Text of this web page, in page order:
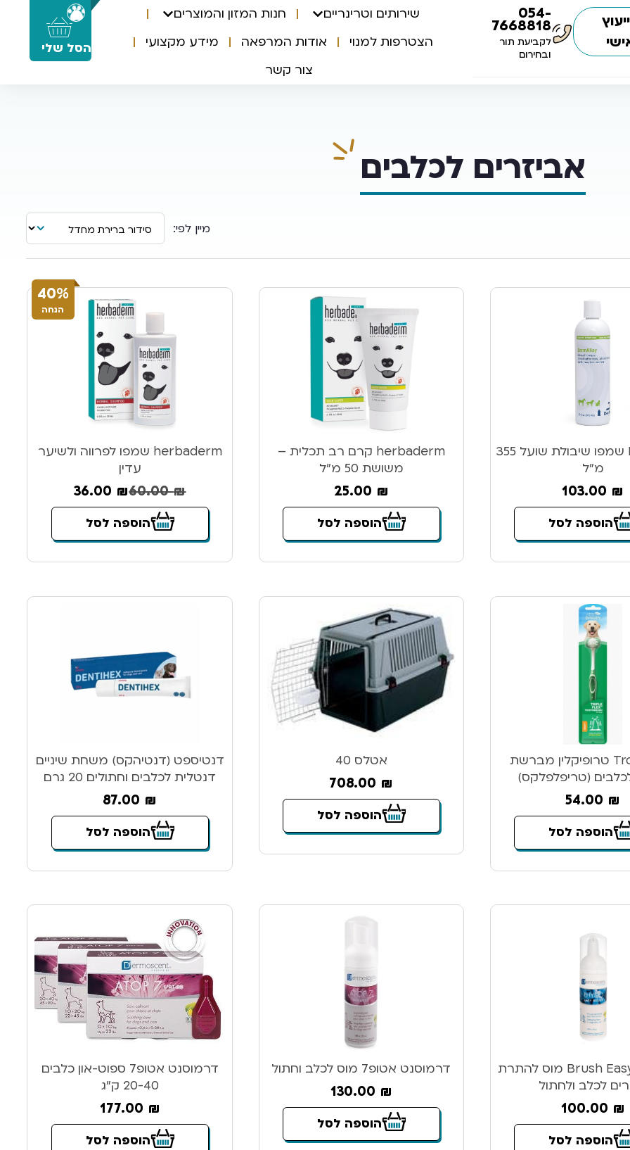
0
הסל שלי
054-
7668818
לקביעת תור
ובחירום
שירותים וטרינריים
חנות המזון והמוצרים
הצטרפות למנוי
אודות המרפאה
מידע מקצועי
צור קשר
אביזרים לכלבים
DermAllay שמפו שיבולת שועל 355
מ”ל
103.00 ₪
הוספה לסל
herbaderm קרם רב תכלית –
משושת 50 מ”ל
25.00 ₪
הוספה לסל
40%
הנחה
herbaderm שמפו לפרווה ולשיער
עדין
60.00₪
36.00 ₪
הוספה לסל
Tropiclean טרופיקלין מברשת
לכלבים (טריפלפלקס)
54.00 ₪
הוספה לסל
אטלס 40
708.00 ₪
הוספה לסל
דנטיספט (דנטיהקס) משחת שיניים
דנטלית לכלבים וחתולים 20 גרם
87.00 ₪
הוספה לסל
דרמוסנט Brush Easy מוס להתרת
לכלב ולחתול
100.00 ₪
הוספה לסל
דרמוסנט אטופ7 מוס לכלב וחתול
130.00 ₪
הוספה לסל
דרמוסנט אטופ7 ספוט-און כלבים
20-40 ק”ג
177.00 ₪
הוספה לסל